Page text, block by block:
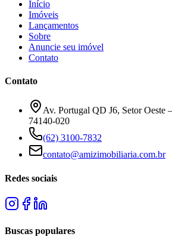
Início
Imóveis
Lançamentos
Sobre
Anuncie seu imóvel
Contato
Contato
Av. Portugal QD J6, Setor Oeste
74140-020
(62) 3100-7832
contato@amizimobiliaria.com.br
Redes sociais
Buscas populares